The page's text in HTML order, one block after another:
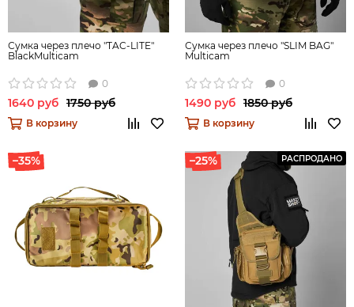
Сумка через плечо "TAC-LITE"
BlackMulticam
0
1640 руб 1750 руб
В корзину
Сумка через плечо "SLIM BAG"
Multicam
0
1490 руб 1850 руб
В корзину
–35% –25% РАСПРОДАНО